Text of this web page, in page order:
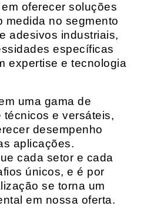
oferecer soluções
medida no segmento
adesivos industriais,
específicas
expertise e tecnologia
uma gama de
técnicos e versáteis,
desempenho
aplicações.
cada setor e cada
únicos, e é por
se torna um
em nossa oferta.